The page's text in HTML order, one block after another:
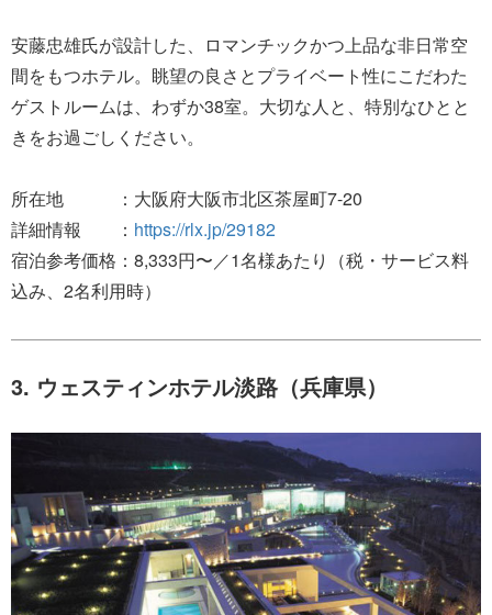
安藤忠雄氏が設計した、ロマンチックかつ上品な非日常空
間をもつホテル。眺望の良さとプライベート性にこだわた
ゲストルームは、わずか38室。大切な人と、特別なひとと
きをお過ごしください。
所在地 ：大阪府大阪市北区茶屋町7-20
詳細情報 ： https://rlx.jp/29182
宿泊参考価格：8,333円〜／1名様あたり（税・サービス料
込み、2名利用時）
3. ウェスティンホテル淡路（兵庫県）